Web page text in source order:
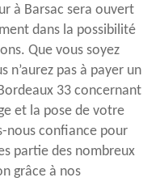
à Barsac sera ouvert
dans la possibilité
Que vous soyez
n’aurez pas à payer un
33 concernant
et la pose de votre
nous confiance pour
partie des nombreux
grâce à nos